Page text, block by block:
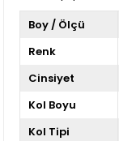
Boy / Ölçü
Renk
Cinsiyet
Kol Boyu
Kol Tipi